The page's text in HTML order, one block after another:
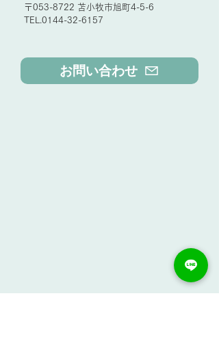
〒053-8722 苫小牧市旭町4-5-6
TEL.0144-32-6157
お問い合わせ